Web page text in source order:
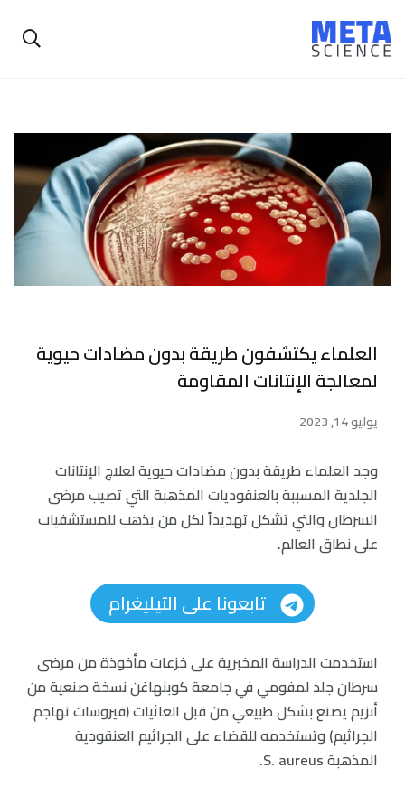
العلماء يكتشفون طريقة بدون مضادات حيوية
لمعالجة الإنتانات المقاومة
يوليو 14, 2023
وجد العلماء طريقة بدون مضادات حيوية لعلاج الإنتانات
الجلدية المسببة بالعنقوديات المذهبة التي تصيب مرضى
السرطان والتي تشكل تهديداً لكل من يذهب للمستشفيات
على نطاق العالم.
تابعونا على التيليغرام
استخدمت الدراسة المخبرية على خزعات مأخوذة من مرضى
سرطان جلد لمفومي في جامعة كوبنهاغن نسخة صنعية من
أنزيم يصنع بشكل طبيعي من قبل العاثيات (فيروسات تهاجم
الجراثيم) وتستخدمه للقضاء على الجراثيم العنقودية
المذهبة S. aureus.